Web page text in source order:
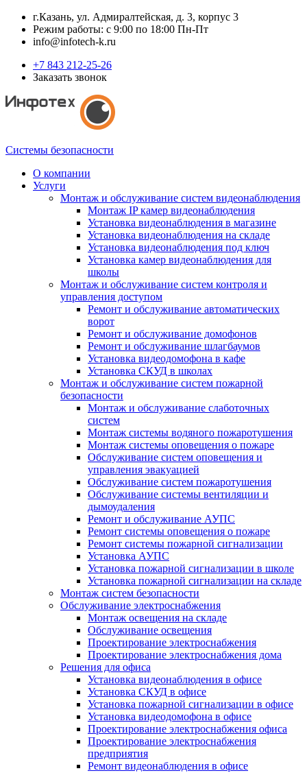
г.Казань, ул. Адмиралтейская, д. 3, корпус 3
Режим работы: с 9:00 по 18:00 Пн-Пт
info@infotech-k.ru
+7 843 212-25-26
Заказать звонок
Системы безопасности
О компании
Услуги
Монтаж и обслуживание систем видеонаблюдения
Монтаж IP камер видеонаблюдения
Установка видеонаблюдения в магазине
Установка видеонаблюдения на складе
Установка видеонаблюдения под ключ
Установка камер видеонаблюдения для
школы
Монтаж и обслуживание систем контроля и
управления доступом
Ремонт и обслуживание автоматических
ворот
Ремонт и обслуживание домофонов
Ремонт и обслуживание шлагбаумов
Установка видеодомофона в кафе
Установка СКУД в школах
Монтаж и обслуживание систем пожарной
безопасности
Монтаж и обслуживание слаботочных
систем
Монтаж системы водяного пожаротушения
Монтаж системы оповещения о пожаре
Обслуживание систем оповещения и
управления эвакуацией
Обслуживание систем пожаротушения
Обслуживание системы вентиляции и
дымоудаления
Ремонт и обслуживание АУПС
Ремонт системы оповещения о пожаре
Ремонт системы пожарной сигнализации
Установка АУПС
Установка пожарной сигнализации в школе
Установка пожарной сигнализации на складе
Монтаж систем безопасности
Обслуживание электроснабжения
Монтаж освещения на складе
Обслуживание освещения
Проектирование электроснабжения
Проектирование электроснабжения дома
Решения для офиса
Установка видеонаблюдения в офисе
Установка СКУД в офисе
Установка пожарной сигнализации в офисе
Установка видеодомофона в офисе
Проектирование электроснабжения офиса
Проектирование электроснабжения
предприятия
Ремонт видеонаблюдения в офисе